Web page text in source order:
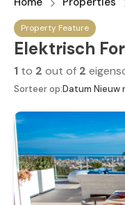
Property Feature
Elektrisch
1 to 2 out of 2
Sorteer op:Datum Nieuw